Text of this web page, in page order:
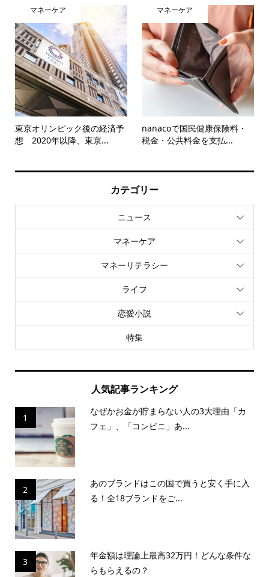
マネーケア
東京オリンピック後の経済予
想 2020年以降、東京...
マネーケア
nanacoで国民健康保険料・
税金・公共料金を支払...
カテゴリー
ニュース
マネーケア
マネーリテラシー
ライフ
恋愛小説
特集
人気記事ランキング
1
なぜかお金が貯まらない人の3大理由「カ
フェ」、「コンビニ」あ...
2
あのブランドはこの国で買うと安く手に入
る！全18ブランドをご...
3
年金額は理論上最高32万円！どんな条件な
らもらえるの？